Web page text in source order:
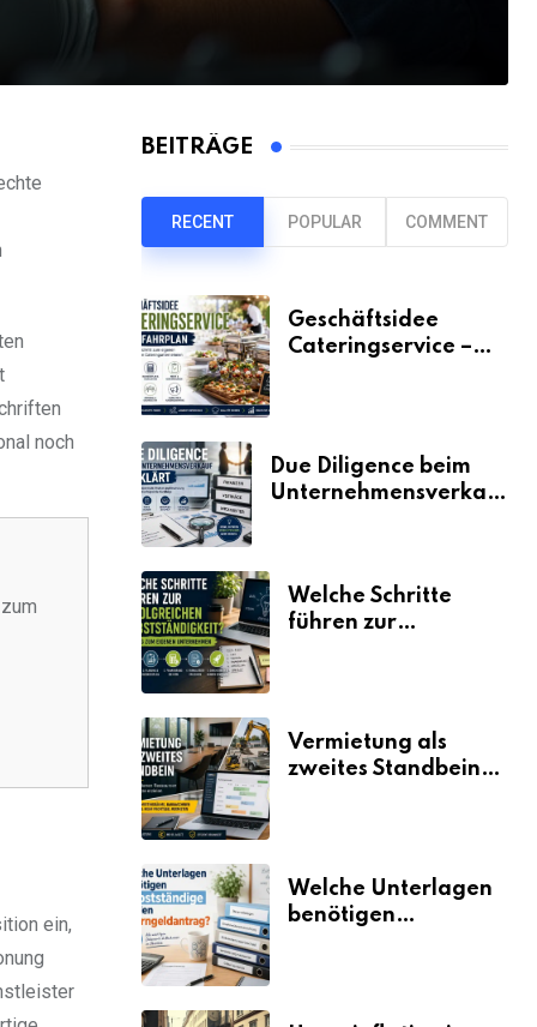
noch
ein,
BEITRÄGE
RECENT POPULAR COMMENT
Geschäftsidee
Cateringservice –
Due Diligence beim
Unternehmensverkauf
Welche Schritte
führen zur
Vermietung als
zweites Standbein:
Umsätze machen
Welche Unterlagen
benötigen